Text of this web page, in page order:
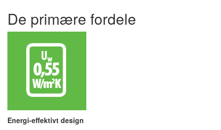
De primære fordele
Energi-effektivt design